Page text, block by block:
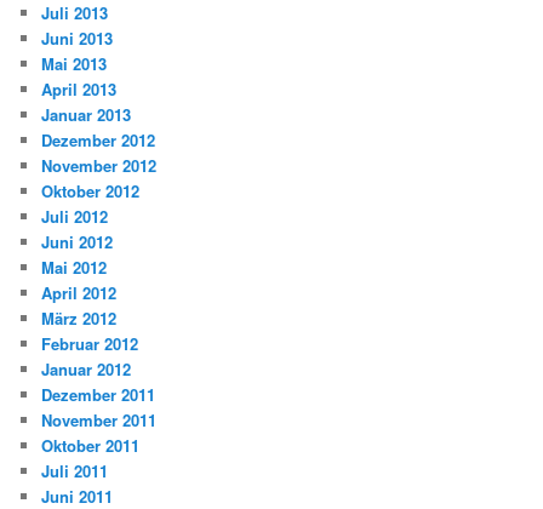
Juli 2013
Juni 2013
Mai 2013
April 2013
Januar 2013
Dezember 2012
November 2012
Oktober 2012
Juli 2012
Juni 2012
Mai 2012
April 2012
März 2012
Februar 2012
Januar 2012
Dezember 2011
November 2011
Oktober 2011
Juli 2011
Juni 2011